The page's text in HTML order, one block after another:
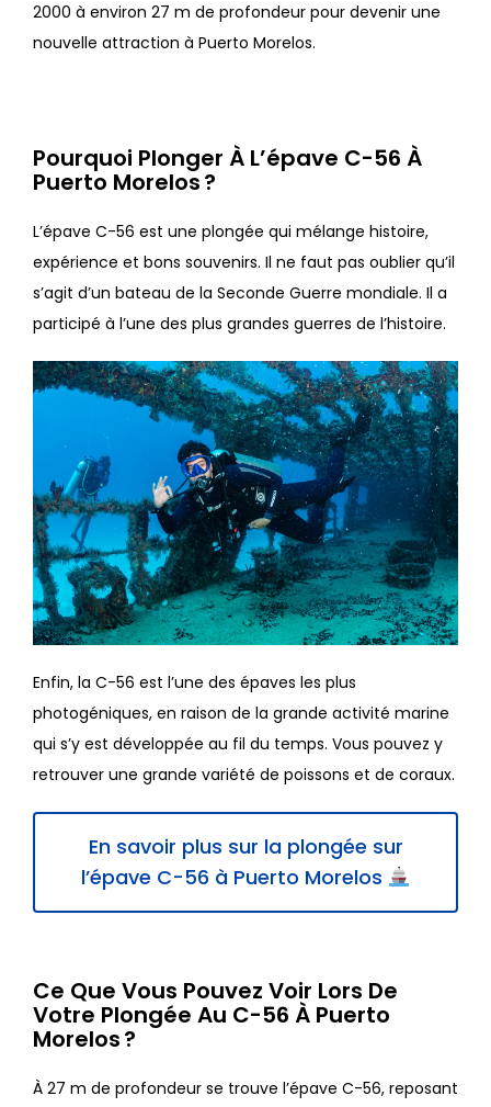
2000 à environ 27 m de profondeur pour devenir une
nouvelle attraction à Puerto Morelos.
Pourquoi Plonger À L’épave C-56 À
Puerto Morelos ?
L’épave C-56 est une plongée qui mélange histoire,
expérience et bons souvenirs. Il ne faut pas oublier qu’il
s’agit d’un bateau de la Seconde Guerre mondiale. Il a
participé à l’une des plus grandes guerres de l’histoire.
Enfin, la C-56 est l’une des épaves les plus
photogéniques, en raison de la grande activité marine
qui s’y est développée au fil du temps. Vous pouvez y
retrouver une grande variété de poissons et de coraux.
En savoir plus sur la plongée sur
l’épave C-56 à Puerto Morelos
Ce Que Vous Pouvez Voir Lors De
Votre Plongée Au C-56 À Puerto
Morelos ?
À 27 m de profondeur se trouve l’épave C-56, reposant